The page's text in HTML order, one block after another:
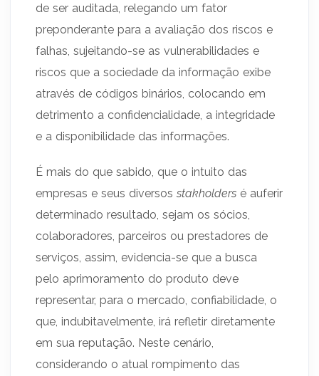
de ser auditada, relegando um fator
preponderante para a avaliação dos riscos e
falhas, sujeitando-se as vulnerabilidades e
riscos que a sociedade da informação exibe
através de códigos binários, colocando em
detrimento a confidencialidade, a integridade
e a disponibilidade das informações.
É mais do que sabido, que o intuito das
empresas e seus diversos stakholders é auferir
determinado resultado, sejam os sócios,
colaboradores, parceiros ou prestadores de
serviços, assim, evidencia-se que a busca
pelo aprimoramento do produto deve
representar, para o mercado, confiabilidade, o
que, indubitavelmente, irá refletir diretamente
em sua reputação. Neste cenário,
considerando o atual rompimento das